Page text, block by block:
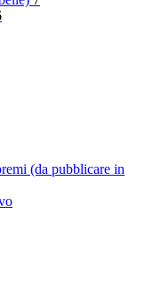
(da pubblicare in